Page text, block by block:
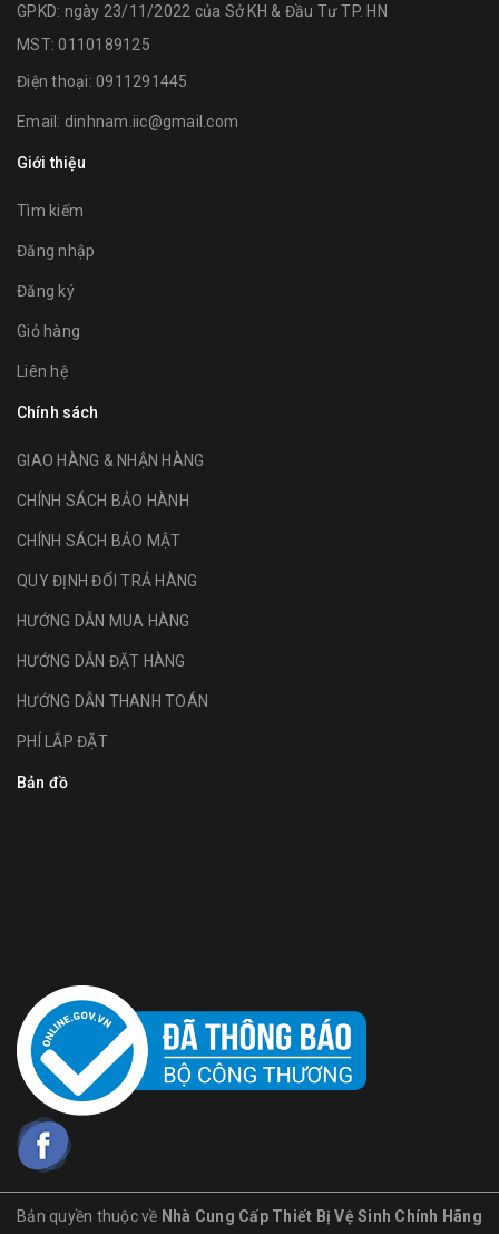
GPKD: ngày 23/11/2022 của Sở KH & Đầu Tư TP. HN
MST: 0110189125
Điện thoại: 0911291445
Email: dinhnam.iic@gmail.com
Giới thiệu
Tìm kiếm
Đăng nhập
Đăng ký
Giỏ hàng
Liên hệ
Chính sách
GIAO HÀNG & NHẬN HÀNG
CHÍNH SÁCH BẢO HÀNH
CHÍNH SÁCH BẢO MẬT
QUY ĐỊNH ĐỔI TRẢ HÀNG
HƯỚNG DẪN MUA HÀNG
HƯỚNG DẪN ĐẶT HÀNG
HƯỚNG DẪN THANH TOÁN
PHÍ LẮP ĐẶT
Bản đồ
Bản quyền thuộc về Nhà Cung Cấp Thiết Bị Vệ Sinh Chính Hãng